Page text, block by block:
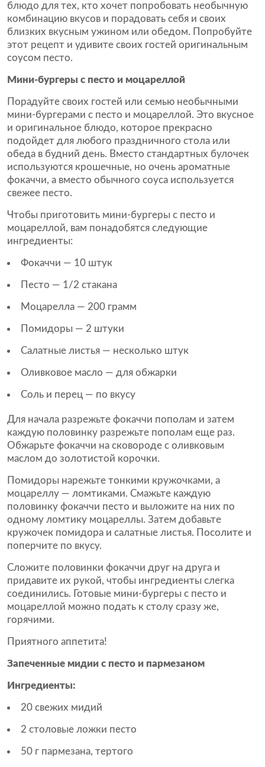
блюдо для тех, кто хочет попробовать необычную
комбинацию вкусов и порадовать себя и своих
близких вкусным ужином или обедом. Попробуйте
этот рецепт и удивите своих гостей оригинальным
соусом песто.
Мини-бургеры с песто и моцареллой
Порадуйте своих гостей или семью необычными
мини-бургерами с песто и моцареллой. Это вкусное
и оригинальное блюдо, которое прекрасно
подойдет для любого праздничного стола или
обеда в будний день. Вместо стандартных булочек
используются крошечные, но очень ароматные
фокаччи, а вместо обычного соуса используется
свежее песто.
Чтобы приготовить мини-бургеры с песто и
моцареллой, вам понадобятся следующие
ингредиенты:
Фокаччи — 10 штук
Песто — 1/2 стакана
Моцарелла — 200 грамм
Помидоры — 2 штуки
Салатные листья — несколько штук
Оливковое масло — для обжарки
Соль и перец — по вкусу
Для начала разрежьте фокаччи пополам и затем
каждую половинку разрежьте пополам еще раз.
Обжарьте фокаччи на сковороде с оливковым
маслом до золотистой корочки.
Помидоры нарежьте тонкими кружочками, а
моцареллу — ломтиками. Смажьте каждую
половинку фокаччи песто и выложите на них по
одному ломтику моцареллы. Затем добавьте
кружочек помидора и салатные листья. Посолите и
поперчите по вкусу.
Сложите половинки фокаччи друг на друга и
придавите их рукой, чтобы ингредиенты слегка
соединились. Готовые мини-бургеры с песто и
моцареллой можно подать к столу сразу же,
горячими.
Приятного аппетита!
Запеченные мидии с песто и пармезаном
Ингредиенты:
20 свежих мидий
2 столовые ложки песто
50 г пармезана, тертого